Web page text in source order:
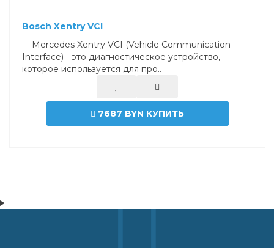
Bosch Xentry VCI
Mercedes Xentry VCI (Vehicle Communication
Interface) - это диагностическое устройство,
которое используется для про..
7687 BYN КУПИТЬ